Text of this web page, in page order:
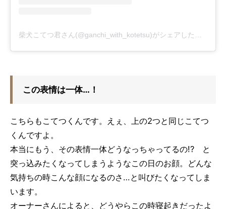
柴犬こてつ君さん(@ganchi_with_kotetsu)がシェアした投稿
この表情は一体…！
こちらもこてつくんです。えぇ、上の2つと同じこてつ
くんですよ。
本当にもう、その表情一体どうなっちゃってるの!? と
突っ込みたくなってしまうようなこの日のお顔。どんな
気持ちの時こんな顔になるのさ…と叫びたくなってしま
います。
オーナーさんによると、どうやらこの時寝起きだったよ